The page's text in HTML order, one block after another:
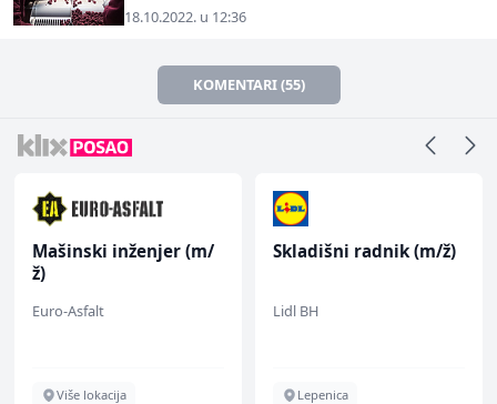
18.10.2022. u 12:36
KOMENTARI (55)
Mašinski inženjer (m/
ž)
Euro-Asfalt
Više lokacija
Skladišni radnik (m/ž)
Lidl BH
Lepenica